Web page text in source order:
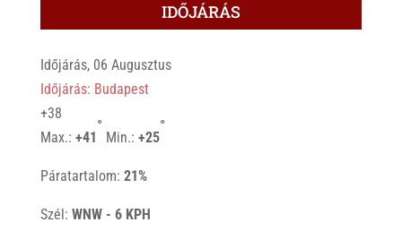
IDŐJÁRÁS
Időjárás, 06 Augusztus
Időjárás: Budapest
+38
Max.: +41
°
Min.: +25
°
Páratartalom: 21%
Szél: WNW - 6 KPH